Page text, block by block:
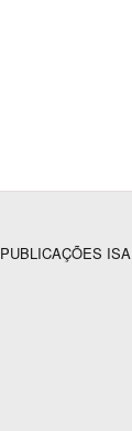
PUBLICAÇÕES ISA